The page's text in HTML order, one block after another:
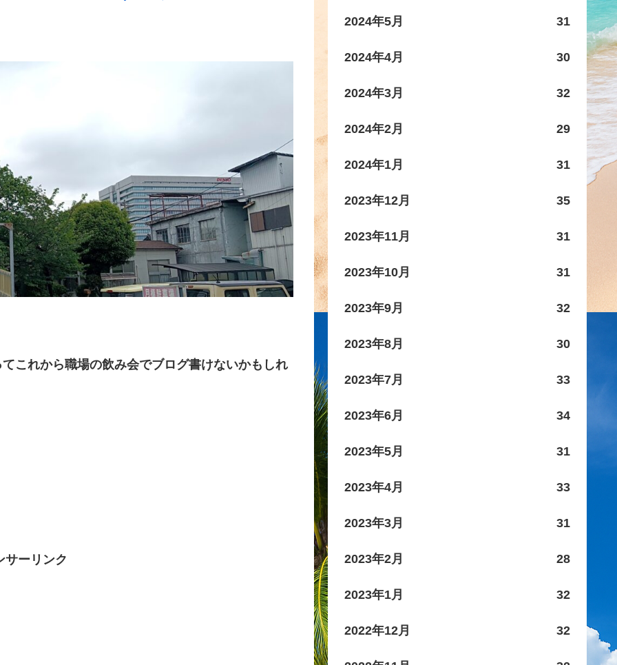
これから職場の飲み会でブログ書けないかもしれ
サーリンク
2024年5月 31
2024年4月 30
2024年3月 32
2024年2月 29
2024年1月 31
2023年12月 35
2023年11月 31
2023年10月 31
2023年9月 32
2023年8月 30
2023年7月 33
2023年6月 34
2023年5月 31
2023年4月 33
2023年3月 31
2023年2月 28
2023年1月 32
2022年12月 32